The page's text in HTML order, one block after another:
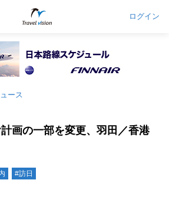
ログイン
ース
画の一部を変更、羽田／香港
#訪日